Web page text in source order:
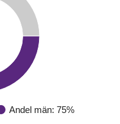
Andel män: 75%